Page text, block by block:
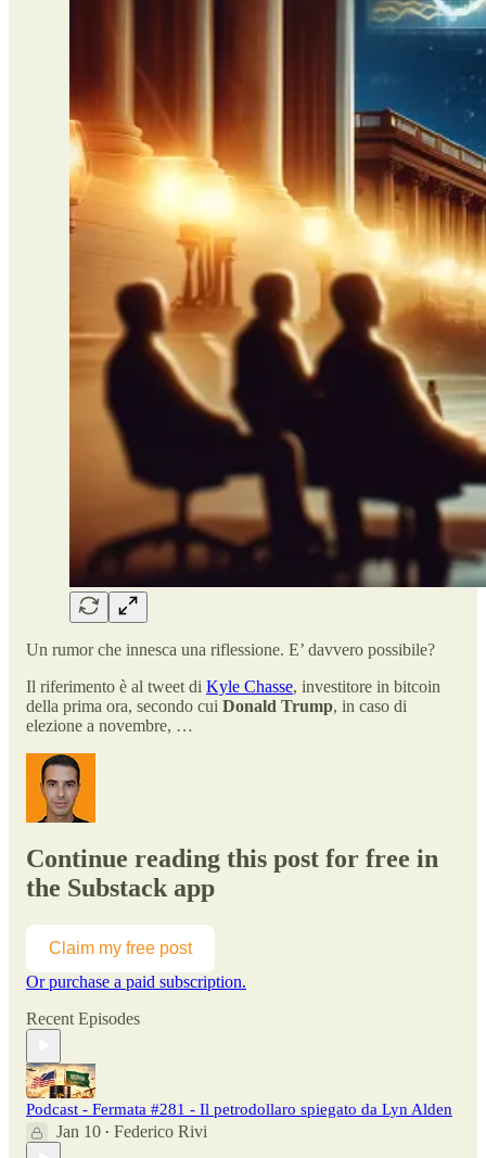
Un rumor che innesca una riflessione. E’ davvero possibile?
Il riferimento è al tweet di Kyle Chasse, investitore in bitcoin
della prima ora, secondo cui Donald Trump, in caso di
elezione a novembre, …
Continue reading this post for free in
the Substack app
Claim my free post
Or purchase a paid subscription.
Recent Episodes
Podcast - Fermata #281 - Il petrodollaro spiegato da Lyn Alden
Jan 10 • Federico Rivi